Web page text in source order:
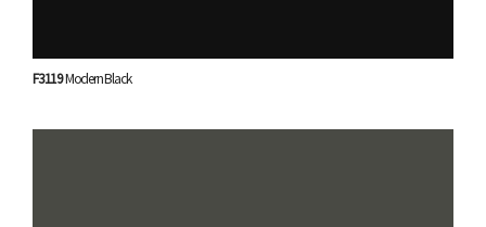
F3119 Modern Black